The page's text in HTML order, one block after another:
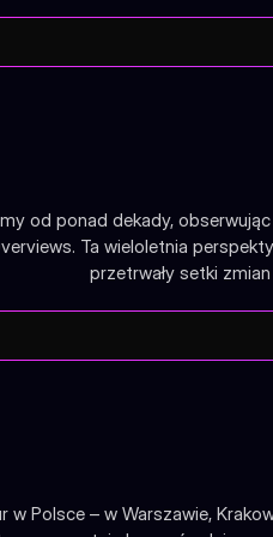
od ponad dekady,
Ta wieloletnia
przetrwały setki
w Polsce – w Warszawie,